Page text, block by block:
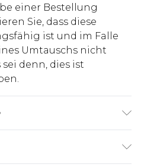
einer Bestellung
Sie, dass diese
ist und im Falle
Umtauschs nicht
denn, dies ist